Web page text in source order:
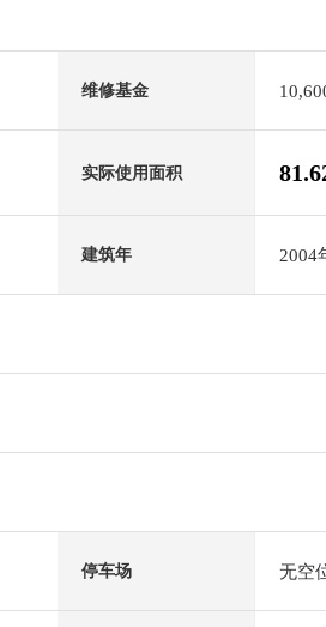
维修基金
实际使用面积
建筑年 2004
停车场 无空